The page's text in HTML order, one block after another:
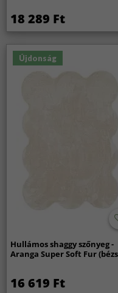
18 289 Ft
Újdonság
Hullámos shaggy szőnyeg -
Aranga Super Soft Fur
16 619 Ft